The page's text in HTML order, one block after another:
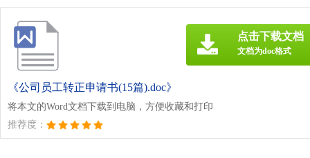
《公司员工转正申请书(15篇).doc》
将本文的Word文档下载到电脑，方便收藏和打印
推荐度：
点击下载文档
文档为doc格式